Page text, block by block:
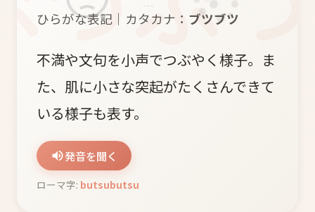
ひらがな表記｜カタカナ： ブツブツ
不満や文句を小声でつぶやく様子。ま
た、肌に小さな突起がたくさんできて
いる様子も表す。
発音を聞く
ローマ字: butsubutsu